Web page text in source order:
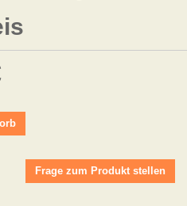
Frage zum Produkt stellen